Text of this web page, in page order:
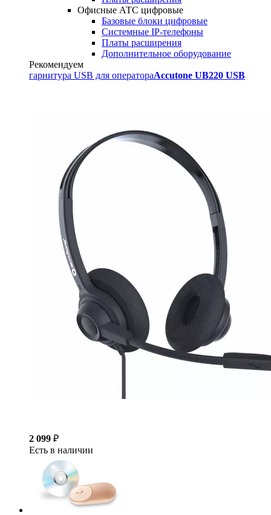
Офисные АТС цифровые
Базовые блоки цифровые
Системные IP-телефоны
Платы расширения
Дополнительное оборудование
Рекомендуем
гарнитура USB для оператораAccutone UB220 USB
2 099 ₽
Есть в наличии